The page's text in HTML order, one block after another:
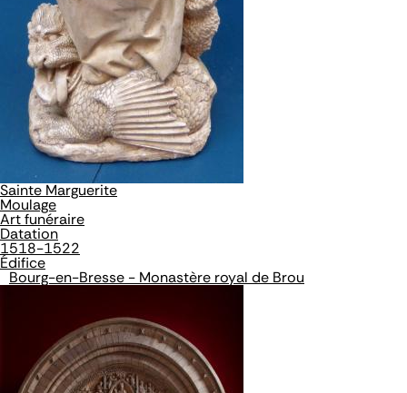
Sainte Marguerite
Moulage
Art funéraire
Datation
1518-1522
Édifice
Bourg-en-Bresse - Monastère royal de Brou